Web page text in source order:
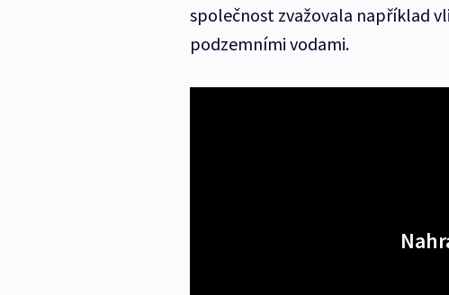
společnost zvažovala například
podzemními vodami.